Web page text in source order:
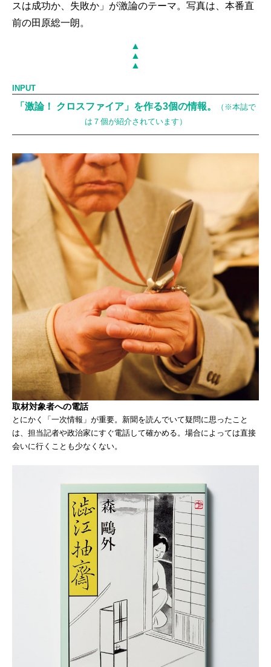
スは成功か、失敗か」が激論のテーマ。写真は、本番直
前の田原総一朗。
▲
▲
▲
INPUT
「激論！ クロスファイア」を作る3個の情報。
（※本誌で
は７個が紹介されています）
取材対象者への電話
とにかく「一次情報」が重要。新聞を読んでいて疑問に思ったこと
は、担当記者や政治家にすぐ電話して確かめる。場合によっては直接
会いに行くことも少なくない。